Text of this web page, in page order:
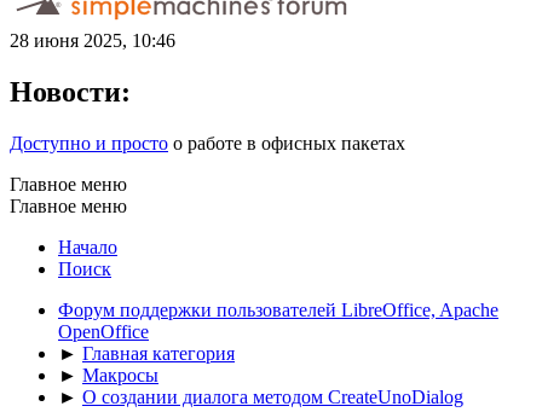
28 июня 2025, 10:46
Новости:
Доступно и просто о работе в офисных пакетах
Главное меню
Главное меню
Начало
Поиск
Форум поддержки пользователей LibreOffice, Apache
OpenOffice
► Главная категория
► Макросы
► О создании диалога методом CreateUnoDialog